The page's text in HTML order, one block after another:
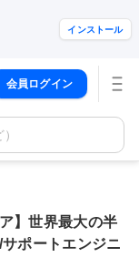
インストール
会員ログイン
】世界最大の半
ポートエンジニ